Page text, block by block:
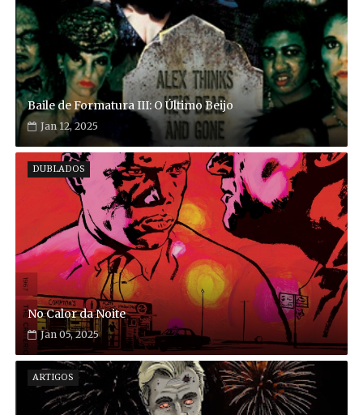
Baile de Formatura III: O Último Beijo
Jan 12, 2025
DUBLADOS
No Calor da Noite
Jan 05, 2025
ARTIGOS